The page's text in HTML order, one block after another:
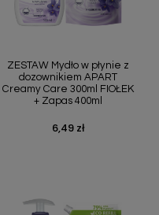
ZESTAW Mydło w płynie z
dozownikiem APART
Creamy Care 300ml FIOŁEK
+ Zapas 400ml
Cena
6,49 zł